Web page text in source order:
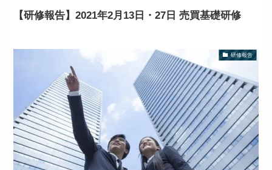
【研修報告】2021年2月13日・27日 売買基礎研修
研修報告